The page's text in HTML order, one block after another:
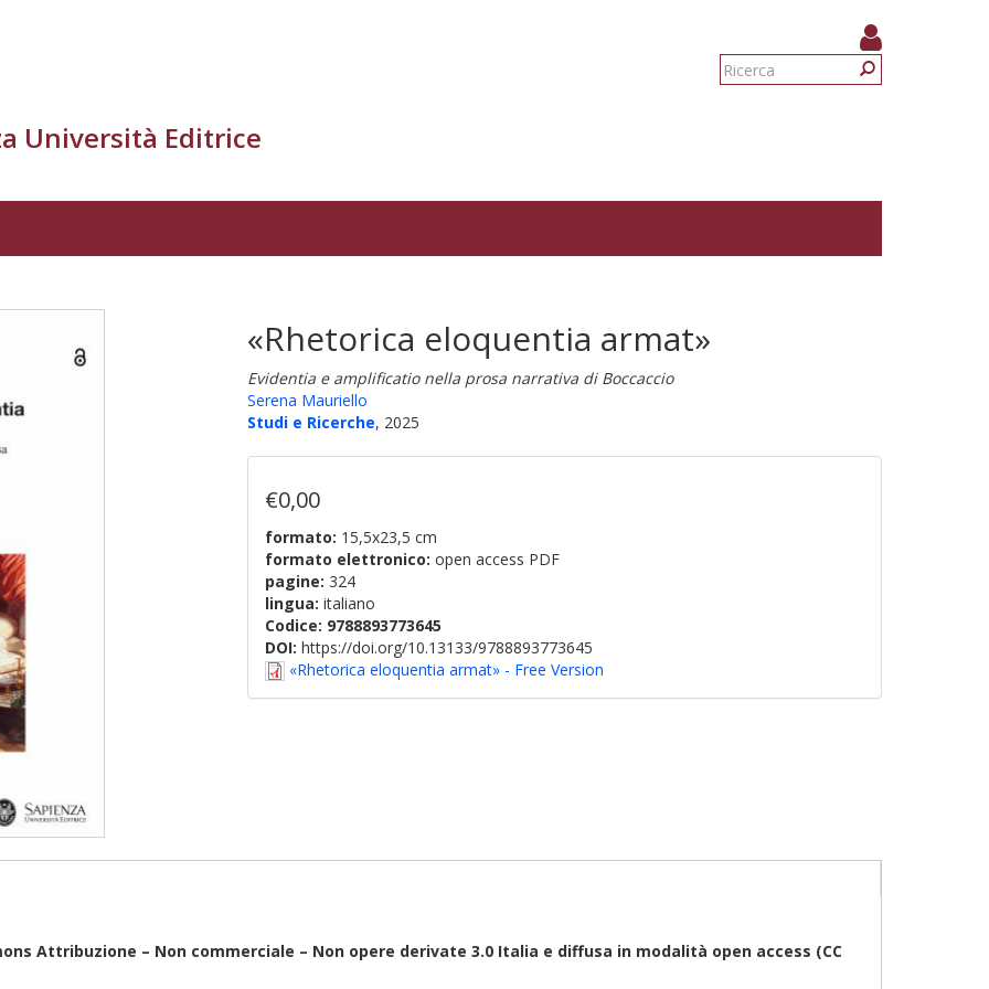
Form
Università Editrice
«Rhetorica eloquentia armat»
Evidentia e amplificatio nella prosa narrativa di Boccaccio
Serena Mauriello
Studi e Ricerche, 2025
€0,00
formato: 15,5x23,5 cm
formato elettronico: open access PDF
pagine: 324
lingua: italiano
Codice: 9788893773645
DOI: https://doi.org/10.13133/9788893773645
«Rhetorica eloquentia armat» - Free Version
Attribuzione – Non commerciale – Non opere derivate 3.0 Italia e diffusa in modalità open access (CC